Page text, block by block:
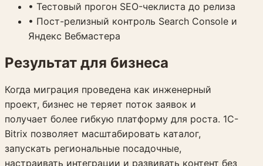
• Тестовый прогон SEO-чеклиста до релиза
• Пост-релизный контроль Search Console и
Яндекс Вебмастера
Результат для бизнеса
Когда миграция проведена как инженерный
проект, бизнес не теряет поток заявок и
получает более гибкую платформу для роста. 1C-
Bitrix позволяет масштабировать каталог,
запускать региональные посадочные,
настраивать интеграции и развивать контент без